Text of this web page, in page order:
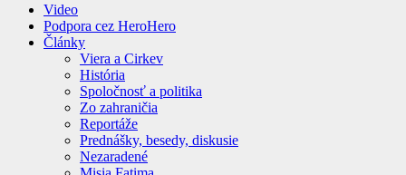
Video
Podpora cez HeroHero
Články
Viera a Cirkev
História
Spoločnosť a politika
Zo zahraničia
Reportáže
Prednášky, besedy, diskusie
Nezaradené